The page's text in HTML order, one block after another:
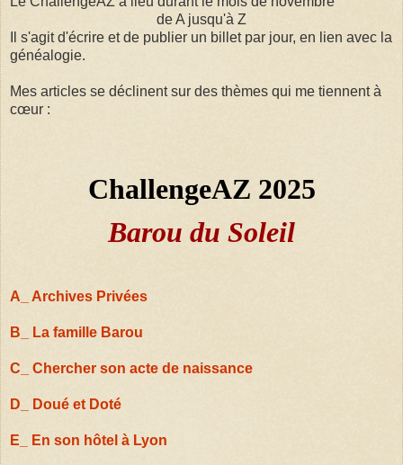
de A jusqu'à Z
Il s'agit d'écrire et de publier un billet par jour, en lien avec la
généalogie.
Mes articles se déclinent sur des thèmes qui me tiennent à
cœur :
ChallengeAZ 2025
Barou du Soleil
A_ Archives Privées
B_ La famille Barou
C_ Chercher son acte de naissance
D_ Doué et Doté
E_ En son hôtel à Lyon